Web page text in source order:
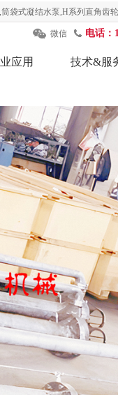
袋式凝结水泵,H系列直角齿
微信 电话：
应用 技术&服